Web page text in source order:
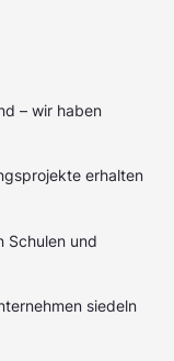
– wir haben
erhalten
Schulen und
siedeln